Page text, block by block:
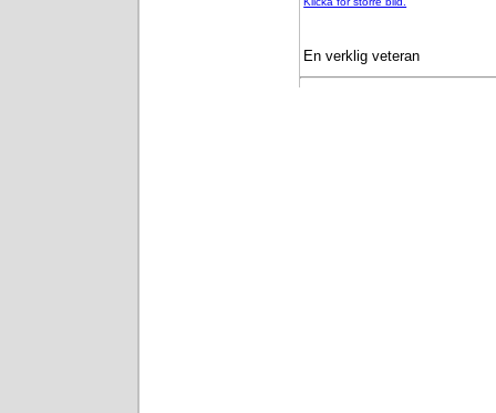
En verklig veteran